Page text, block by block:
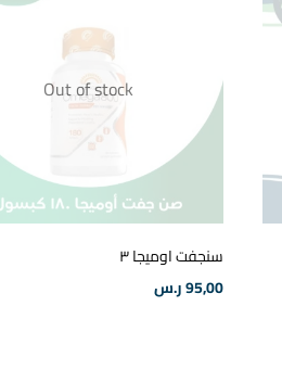
Out of stock
سنجفت اوميجا ٣
95,00ر.س